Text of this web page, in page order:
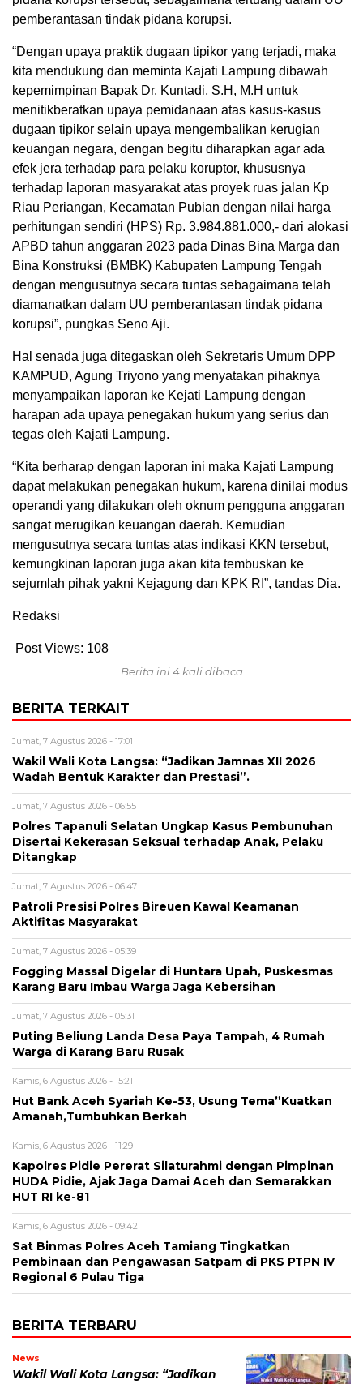
pemberantasan tindak pidana korupsi.
“Dengan upaya praktik dugaan tipikor yang terjadi, maka
kita mendukung dan meminta Kajati Lampung dibawah
kepemimpinan Bapak Dr. Kuntadi, S.H, M.H untuk
menitikberatkan upaya pemidanaan atas kasus-kasus
dugaan tipikor selain upaya mengembalikan kerugian
keuangan negara, dengan begitu diharapkan agar ada
efek jera terhadap para pelaku koruptor, khususnya
terhadap laporan masyarakat atas proyek ruas jalan Kp
Riau Periangan, Kecamatan Pubian dengan nilai harga
perhitungan sendiri (HPS) Rp. 3.984.881.000,- dari alokasi
APBD tahun anggaran 2023 pada Dinas Bina Marga dan
Bina Konstruksi (BMBK) Kabupaten Lampung Tengah
dengan mengusutnya secara tuntas sebagaimana telah
diamanatkan dalam UU pemberantasan tindak pidana
korupsi”, pungkas Seno Aji.
Hal senada juga ditegaskan oleh Sekretaris Umum DPP
KAMPUD, Agung Triyono yang menyatakan pihaknya
menyampaikan laporan ke Kejati Lampung dengan
harapan ada upaya penegakan hukum yang serius dan
tegas oleh Kajati Lampung.
“Kita berharap dengan laporan ini maka Kajati Lampung
dapat melakukan penegakan hukum, karena dinilai modus
operandi yang dilakukan oleh oknum pengguna anggaran
sangat merugikan keuangan daerah. Kemudian
mengusutnya secara tuntas atas indikasi KKN tersebut,
kemungkinan laporan juga akan kita tembuskan ke
sejumlah pihak yakni Kejagung dan KPK RI”, tandas Dia.
Redaksi
Post Views: 108
Berita ini 4 kali dibaca
BERITA TERKAIT
Jumat, 7 Agustus 2026 - 17:01
Wakil Wali Kota Langsa: “Jadikan Jamnas XII 2026
Wadah Bentuk Karakter dan Prestasi”.
Jumat, 7 Agustus 2026 - 06:55
Polres Tapanuli Selatan Ungkap Kasus Pembunuhan
Disertai Kekerasan Seksual terhadap Anak, Pelaku
Ditangkap
Jumat, 7 Agustus 2026 - 06:47
Patroli Presisi Polres Bireuen Kawal Keamanan
Aktifitas Masyarakat
Jumat, 7 Agustus 2026 - 05:39
Fogging Massal Digelar di Huntara Upah, Puskesmas
Karang Baru Imbau Warga Jaga Kebersihan
Jumat, 7 Agustus 2026 - 05:31
Puting Beliung Landa Desa Paya Tampah, 4 Rumah
Warga di Karang Baru Rusak
Kamis, 6 Agustus 2026 - 15:21
Hut Bank Aceh Syariah Ke-53, Usung Tema”Kuatkan
Amanah,Tumbuhkan Berkah
Kamis, 6 Agustus 2026 - 11:29
Kapolres Pidie Pererat Silaturahmi dengan Pimpinan
HUDA Pidie, Ajak Jaga Damai Aceh dan Semarakkan
HUT RI ke-81
Kamis, 6 Agustus 2026 - 09:42
Sat Binmas Polres Aceh Tamiang Tingkatkan
Pembinaan dan Pengawasan Satpam di PKS PTPN IV
Regional 6 Pulau Tiga
BERITA TERBARU
News
Wakil Wali Kota Langsa: “Jadikan